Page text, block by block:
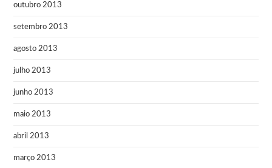
outubro 2013
setembro 2013
agosto 2013
julho 2013
junho 2013
maio 2013
abril 2013
março 2013